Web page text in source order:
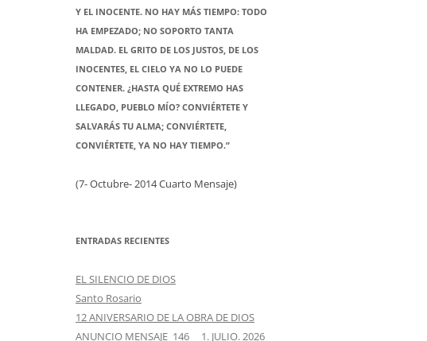
Y EL INOCENTE. NO HAY MÁS TIEMPO: TODO
HA EMPEZADO; NO SOPORTO TANTA
MALDAD. EL GRITO DE LOS JUSTOS, DE LOS
INOCENTES, EL CIELO YA NO LO PUEDE
CONTENER. ¿HASTA QUÉ EXTREMO HAS
LLEGADO, PUEBLO MÍO? CONVIÉRTETE Y
SALVARÁS TU ALMA; CONVIÉRTETE,
CONVIÉRTETE, YA NO HAY TIEMPO.”
(7- Octubre- 2014 Cuarto Mensaje)
ENTRADAS RECIENTES
EL SILENCIO DE DIOS
Santo Rosario
12 ANIVERSARIO DE LA OBRA DE DIOS
ANUNCIO MENSAJE 146 1. JULIO. 2026